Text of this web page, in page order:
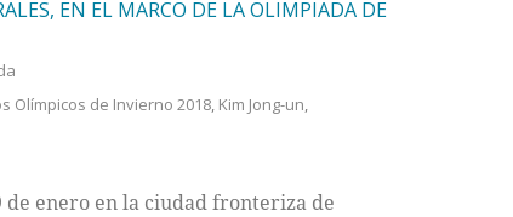
EN EL MARCO DE LA OLIMPIADA DE
Olímpicos de Invierno 2018, Kim Jong-un,
de enero en la ciudad fronteriza de